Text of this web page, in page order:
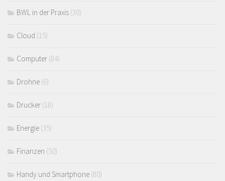
BWL in der Praxis (30)
Cloud (15)
Computer (84)
Drohne (6)
Drucker (18)
Energie (35)
Finanzen (50)
Handy und Smartphone (80)